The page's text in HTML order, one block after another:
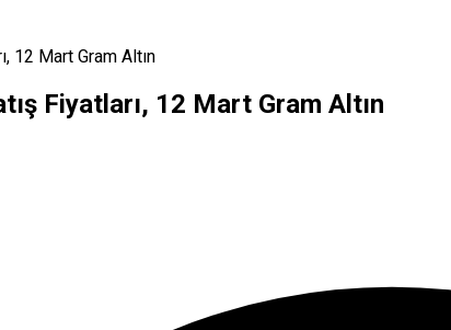
12 Mart Gram Altın
Fiyatları, 12 Mart Gram Altın